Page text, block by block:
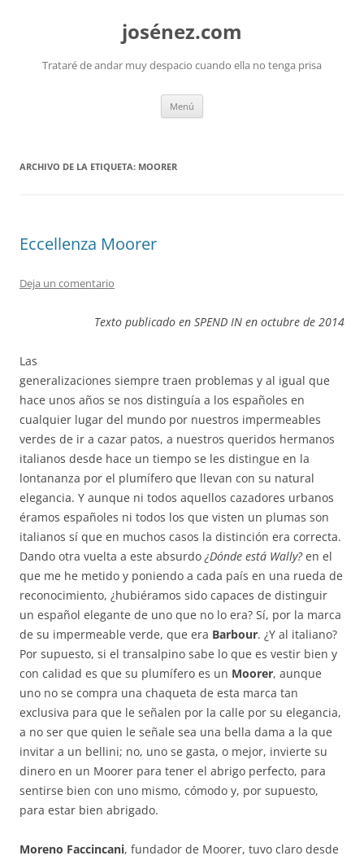
josénez.com
Trataré de andar muy despacio cuando ella no tenga prisa
Menú
ARCHIVO DE LA ETIQUETA: MOORER
Eccellenza Moorer
Deja un comentario
Texto publicado en SPEND IN en octubre de 2014
Las
generalizaciones siempre traen problemas y al igual que
hace unos años se nos distinguía a los españoles en
cualquier lugar del mundo por nuestros impermeables
verdes de ir a cazar patos, a nuestros queridos hermanos
italianos desde hace un tiempo se les distingue en la
lontananza por el plumífero que llevan con su natural
elegancia. Y aunque ni todos aquellos cazadores urbanos
éramos españoles ni todos los que visten un plumas son
italianos sí que en muchos casos la distinción era correcta.
Dando otra vuelta a este absurdo ¿Dónde está Wally?en el
que me he metido y poniendo a cada país en una rueda de
reconocimiento, ¿hubiéramos sido capaces de distinguir
un español elegante de uno que no lo era? Sí, por la marca
de su impermeable verde, que era Barbour. ¿Y al italiano?
Por supuesto, si el transalpino sabe lo que es vestir bien y
con calidad es que su plumífero es un Moorer, aunque
uno no se compra una chaqueta de esta marca tan
exclusiva para que le señalen por la calle por su elegancia,
a no ser que quien le señale sea una bella dama a la que
invitar a un bellini; no, uno se gasta, o mejor, invierte su
dinero en un Moorer para tener el abrigo perfecto, para
sentirse bien con uno mismo, cómodo y, por supuesto,
para estar bien abrigado.
Moreno Faccincani, fundador de Moorer, tuvo claro desde